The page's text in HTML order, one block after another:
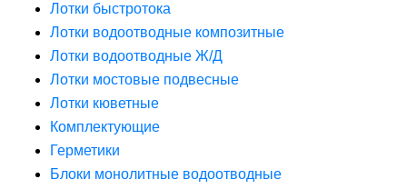
Лотки быстротока
Лотки водоотводные композитные
Лотки водоотводные Ж/Д
Лотки мостовые подвесные
Лотки кюветные
Комплектующие
Герметики
Блоки монолитные водоотводные